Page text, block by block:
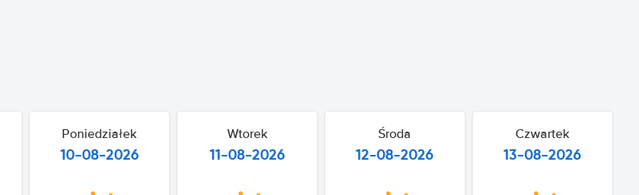
Poniedziałek
10-08-2026
Wtorek
11-08-2026
Środa
12-08-2026
Czwartek
13-08-2026